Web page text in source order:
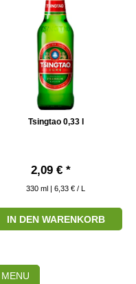
Tsingtao 0,33 l
2,09 € *
330 ml | 6,33 € / L
IN DEN WARENKORB